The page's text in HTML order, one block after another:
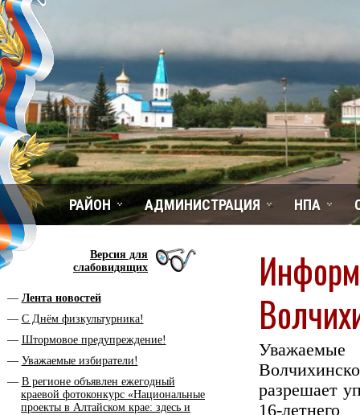
РАЙОН АДМИНИСТРАЦИЯ НПА
Версия для
слабовидящих
Лента новостей
С Днём физкультурника!
Штормовое предупреждение!
Уважаемые избиратели!
В регионе объявлен ежегодный
краевой фотоконкурс «Национальные
проекты в Алтайском крае: здесь и
разрешает
16-